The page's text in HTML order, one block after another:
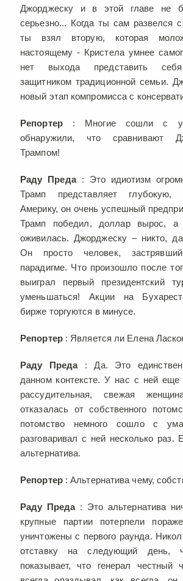
Джорджеску и в этой главе не
серьезно... Когда ты сам развелся
ты взял вторую, которая
настоящему - Кристела умнее
нет выхода представить
защитником традиционной семьи.
новый этап компромисса с
Репортер: Многие сошли с
обнаружили, что сравнивают
Трампом!
Раду Преда: Это идиотизм
Трамп представляет глубокую,
Америку, он очень успешный
Трамп победил, доллар вырос, а
оживилась. Джорджеску – никто,
Он просто человек,
парадигме. Что произошло после
выиграл первый президентский
уменьшаться! Акции на
бирже торгуются в минусе.
Репортер: Является ли Елена
Раду Преда: Да. Это
данном контексте. У нас с ней
рассудительная, свежая
отказалась от собственного
потомство немного сошло с
разговаривал с ней несколько раз.
альтернатива.
Репортер: Альтернатива чему,
Раду Преда: Это альтернатива
крупные партии потерпели
уничтожены с первого раунда.
отставку на следующий день,
показывает, что генерал честный